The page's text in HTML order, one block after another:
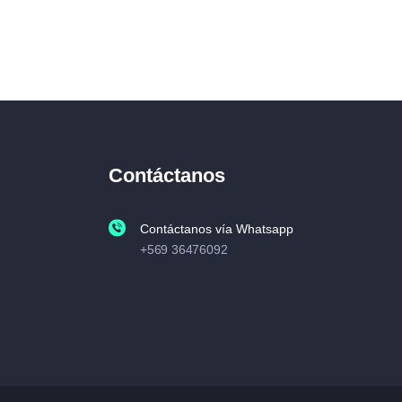
Contáctanos
Contáctanos vía Whatsapp
+569 36476092